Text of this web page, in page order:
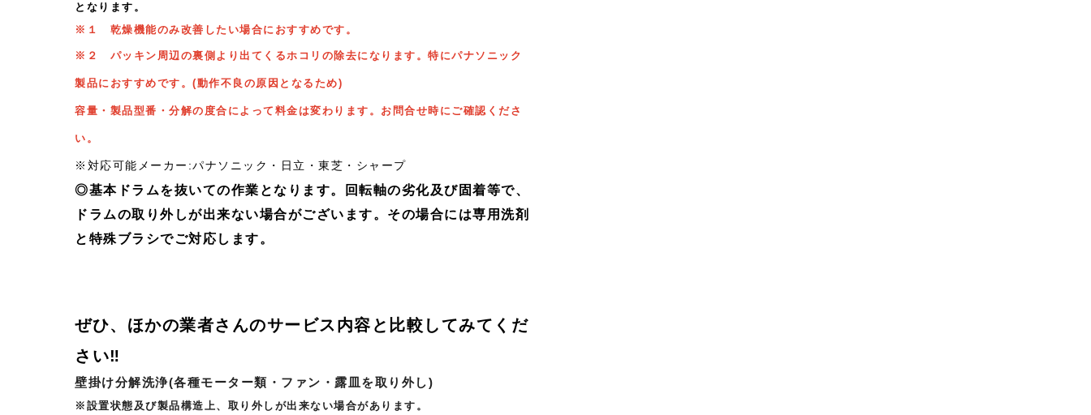
となります。
※ １ 乾燥機能のみ改善したい場合におすすめです。
※２ パッキン周辺の裏側より出てくるホコリの除去になります。特にパナソニック
製品におすすめです。(動作不良の原因となるため)
容量・製品型番・分解の度合によって料金は変わります。お問合せ時にご確認くださ
い。
※対応可能メーカー:パナソニック・日立・東芝・シャープ
◎基本ドラムを抜いての作業となります。回転軸の劣化及び固着等で、
ドラムの取り外しが出来ない場合がございます。その場合には専用洗剤
と特殊ブラシでご対応します。
ぜひ、ほかの業者さんのサービス内容と比較してみてくだ
さい‼
壁掛け分解洗浄(各種モーター類・ファン・露皿を取り外し)
※設置状態及び製品構造上、取り外しが出来ない場合があります。